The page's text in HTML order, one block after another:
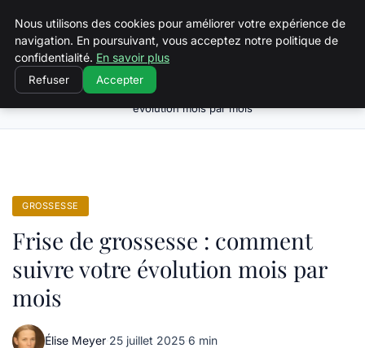
Squeakyswing.com
Frise de grossesse : comment suivre votre
évolution mois par mois
GROSSESSE
Frise de grossesse : comment
suivre votre évolution mois par
mois
Élise Meyer·25 juillet 2025·6 min
Nous utilisons des cookies pour améliorer votre expérience de
navigation. En poursuivant, vous acceptez notre politique de
confidentialité. En savoir plus
Refuser Accepter